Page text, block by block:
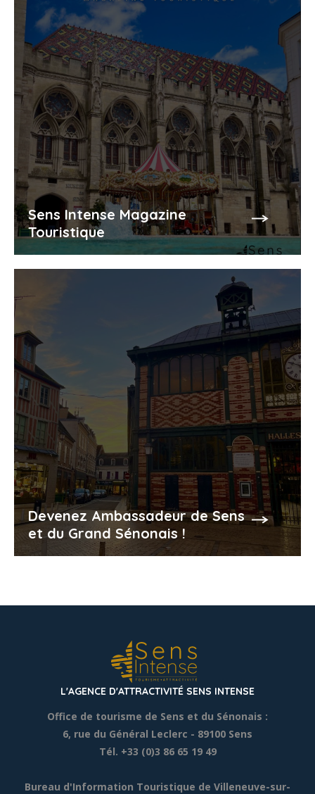
Sens Intense Magazine
Touristique
Devenez Ambassadeur de Sens
et du Grand Sénonais !
L'AGENCE D'ATTRACTIVITÉ SENS INTENSE
Office de tourisme de Sens et du Sénonais :
6, rue du Général Leclerc - 89100 Sens
Tél. +33 (0)3 86 65 19 49
Bureau d'Information Touristique de Villeneuve-sur-